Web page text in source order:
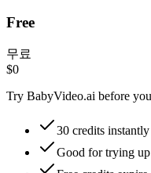
Free
무료
$0
Try BabyVideo.ai before
30 credits
Good for trying up